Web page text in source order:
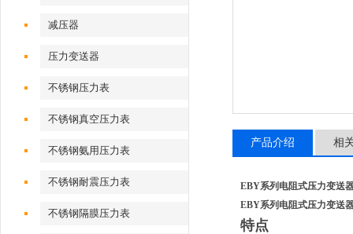
减压器
压力变送器
不锈钢压力表
不锈钢真空压力表
不锈钢氨用压力表
不锈钢耐震压力表
不锈钢隔膜压力表
产品介绍 相
EBY系列电阻式压力变送
EBY系列电阻式压力变送
特点